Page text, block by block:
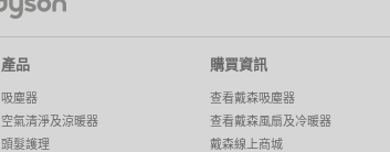
產品
吸塵器
空氣清淨及涼暖器
頭髮護理
購買資訊
查看戴森吸塵器
查看戴森風扇及冷暖器
戴森線上商城